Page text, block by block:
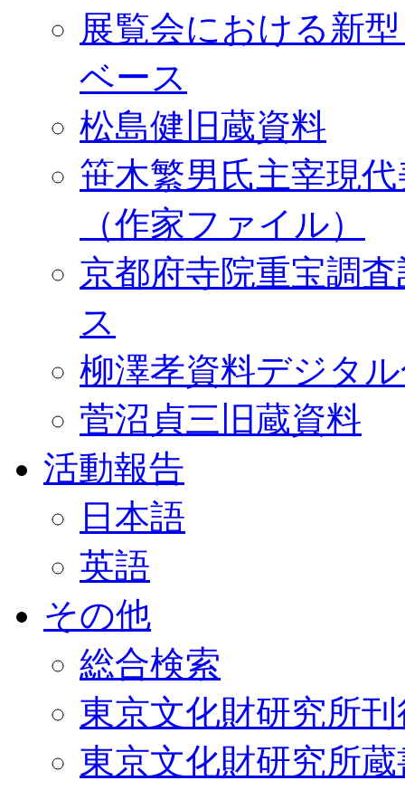
展覧会における新
ベース
松島健旧蔵資料
笹木繁男氏主宰現
（作家ファイル）
京都府寺院重宝調
ス
柳澤孝資料デジタ
菅沼貞三旧蔵資料
活動報告
日本語
英語
その他
総合検索
東京文化財研究所
東京文化財研究所